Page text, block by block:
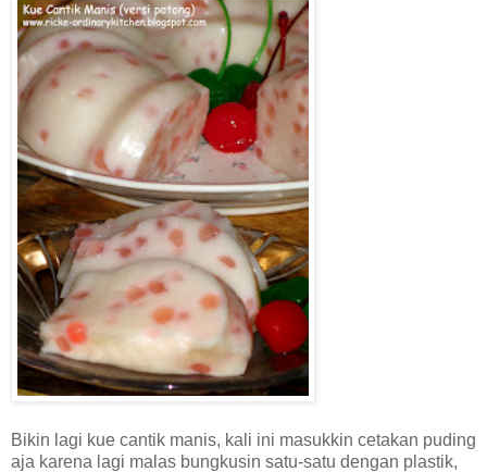
Bikin lagi kue cantik manis, kali ini masukkin cetakan puding
aja karena lagi malas bungkusin satu-satu dengan plastik,